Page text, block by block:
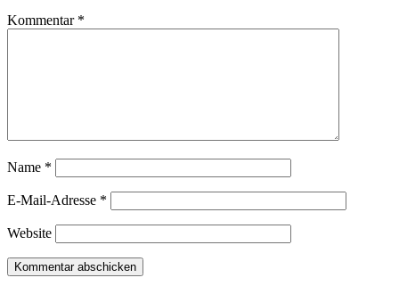
Kommentar *
Name *
E-Mail-Adresse *
Website